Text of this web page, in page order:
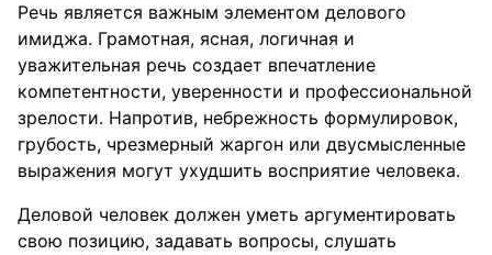
Речь является важным элементом делового
имиджа. Грамотная, ясная, логичная и
уважительная речь создает впечатление
компетентности, уверенности и профессиональной
зрелости. Напротив, небрежность формулировок,
грубость, чрезмерный жаргон или двусмысленные
выражения могут ухудшить восприятие человека.
Деловой человек должен уметь аргументировать
свою позицию, задавать вопросы, слушать